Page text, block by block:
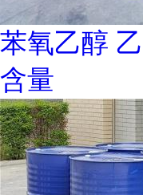
苯氧乙醇
含量